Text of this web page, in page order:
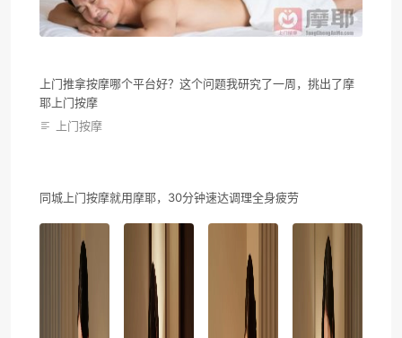
上门推拿按摩哪个平台好？这个问题我研究了一周，挑出了摩
耶上门按摩
上门按摩
同城上门按摩就用摩耶，30分钟速达调理全身疲劳